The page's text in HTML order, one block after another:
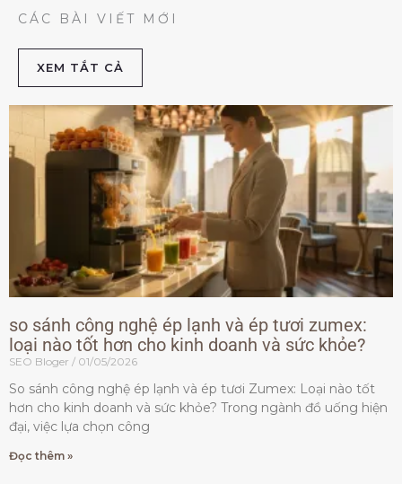
CÁC BÀI VIẾT MỚI
XEM TẮT CẢ
so sánh công nghệ ép lạnh và ép tươi zumex:
loại nào tốt hơn cho kinh doanh và sức khỏe?
SEO Bloger 01/05/2026
So sánh công nghệ ép lạnh và ép tươi Zumex: Loại nào tốt
hơn cho kinh doanh và sức khỏe? Trong ngành đồ uống hiện
đại, việc lựa chọn công
Đọc thêm »